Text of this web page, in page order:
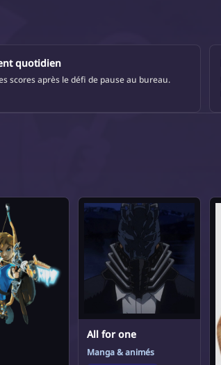
quotidien
scores après le défi de pause au bureau.
All for one
Manga & animés